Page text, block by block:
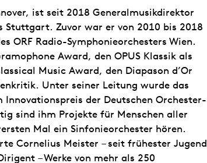
ist seit 2018 Generalmusikdirektor
Stuttgart. Zuvor war er von 2010 bis 2018
ORF Radio-Symphonieorchesters Wien.
Award, den OPUS Klassik als
Music Award, den Diapason d’Or
Unter seiner Leitung wurde das
der Deutschen Orchester-
sind ihm Projekte für Menschen aller
Mal ein Sinfonieorchester hören.
Cornelius Meister – seit frühester Jugend
– Werke von mehr als 250